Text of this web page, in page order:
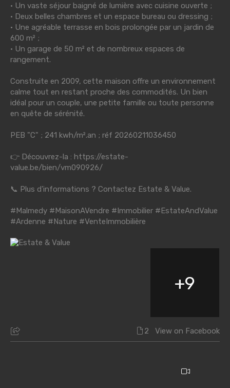
• Un vaste séjour baigné de lumière avec cuisine ouverte ;
• Deux belles chambres et un espace bureau ou dressing ;
• Une agréable terrasse en bois prolongée par un jardin de
600 m² ;
• Un garage de 50 m² et de nombreux espaces de
rangement.
Construite en 2009, cette maison offre un environnement
calme tout en restant proche des commodités. Un bien
idéal pour un couple, une petite famille ou toute personne
en quête de sérénité.
PEB "C" ; 241 kwh/m².an ; réf 20260211036450
👉 Découvrez-la : https://estate-
value.be/bien/vm090926/
📞 Plus d'informations ? Contactez Estate & Value.
#Malmedy #MaisonAVendre #Immobilier #EstateAndValue
#Ardenne #Nature #VenteImmobilière
+9
2 View on Facebook